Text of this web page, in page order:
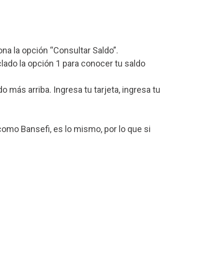
la opción “Consultar Saldo”.
la opción 1 para conocer tu saldo
más arriba. Ingresa tu tarjeta, ingresa tu
Bansefi, es lo mismo, por lo que si